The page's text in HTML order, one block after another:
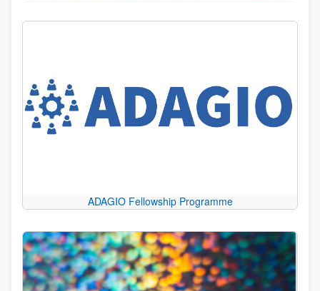
ADAGIO Fellowship Programme